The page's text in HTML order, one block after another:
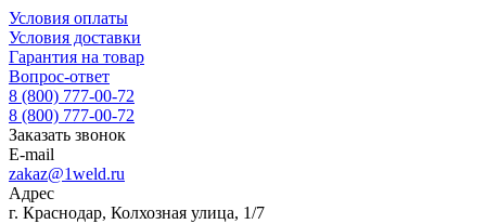
Условия оплаты
Условия доставки
Гарантия на товар
Вопрос-ответ
8 (800) 777-00-72
8 (800) 777-00-72
Заказать звонок
E-mail
zakaz@1weld.ru
Адрес
г. Краснодар, Колхозная улица, 1/7